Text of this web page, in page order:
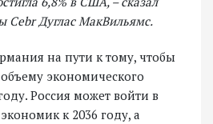
Cebr Дуглас МакВильямс.
на пути к тому, чтобы
экономического
Россия может войти в
к 2036 году, а